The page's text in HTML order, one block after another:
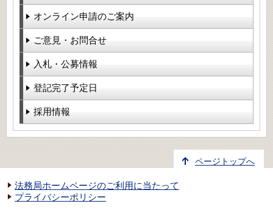
オンライン申請のご案内
ご意見・お問合せ
入札・公募情報
登記完了予定日
採用情報
ページトップへ
法務局ホームページのご利用に当たって
プライバシーポリシー